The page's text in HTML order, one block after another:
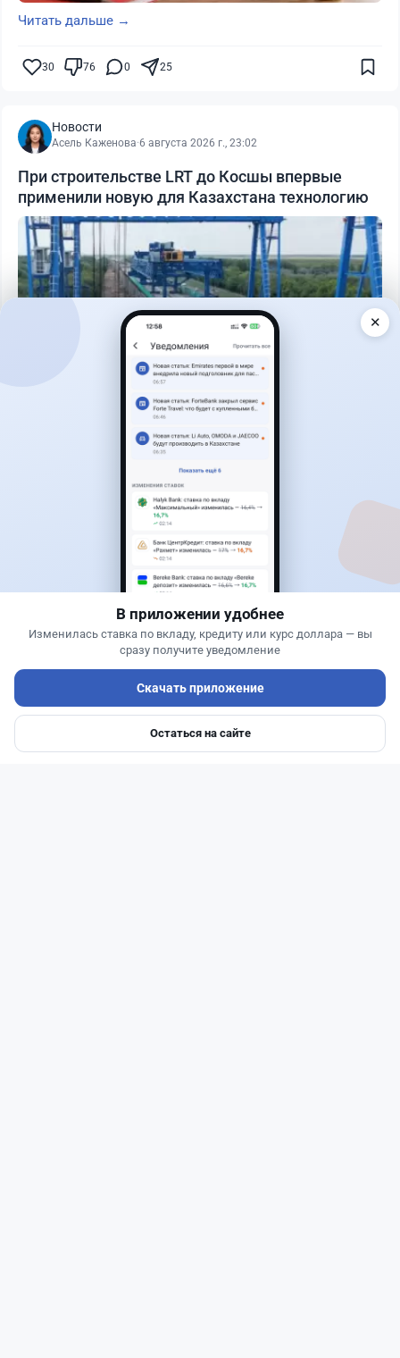
Читать дальше →
30 76 0 25
Новости
Асель Каженова·6 августа 2026 г., 23:02
При строительстве LRT до Косшы впервые
применили новую для Казахстана технологию
0
4 августа 2026 г., 20:30
Как сохранить экран Kaspi.kz, если приложение
запрещает скриншоты
Ипотеки Авто
✕
В приложении удобнее
Изменилась ставка по вкладу, кредиту или курс доллара — вы
сразу получите уведомление
Скачать приложение
Остаться на сайте